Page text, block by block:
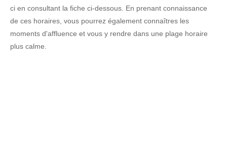
ci en consultant la fiche ci-dessous. En prenant connaissance
de ces horaires, vous pourrez également connaîtres les
moments d'affluence et vous y rendre dans une plage horaire
plus calme.